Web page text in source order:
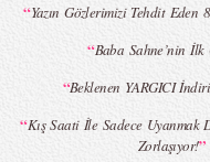
“Yazın Gözlerimizi Tehdit Eden
“Baba Sahne’nin İlk
“Beklenen YARGICI
“Kış Saati İle Sadece Uyanmak
Zorlaşıyor!”